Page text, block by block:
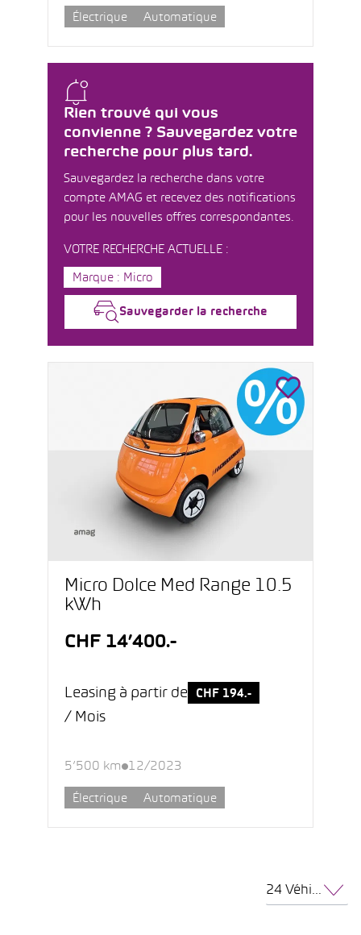
Rien trouvé qui vous
convienne ? Sauvegardez votre
recherche pour plus tard.
Sauvegardez la recherche dans votre
compte AMAG et recevez des notifications
pour les nouvelles offres correspondantes.
VOTRE RECHERCHE ACTUELLE :
Marque : Micro
Sauvegarder la recherche
Électrique Automatique
Micro Dolce Med Range 10.5
kWh
CHF 14’400.-
Leasing à partir de CHF 194.-
/ Mois
5’500 km 12/2023
Électrique Automatique
24 Véhicules par page